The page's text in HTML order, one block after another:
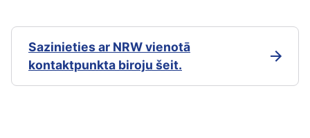
Sazinieties ar NRW vienotā
kontaktpunkta biroju šeit.